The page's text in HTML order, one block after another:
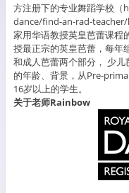
方注册下的专业舞蹈学校
dance/find-an-rad-teacher/
家用华语教授英皇芭蕾课程
授最正宗的英皇芭蕾，每年
和成人芭蕾两个部分， 少
的年龄、背景，从Pre-
16岁以上的学生。
关于老师Rainbow